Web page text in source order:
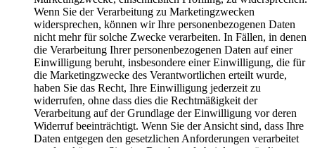
Wenn Sie der Verarbeitung zu Marketingzwecken
widersprechen, können wir Ihre personenbezogenen Daten
nicht mehr für solche Zwecke verarbeiten. In Fällen, in denen
die Verarbeitung Ihrer personenbezogenen Daten auf einer
Einwilligung beruht, insbesondere einer Einwilligung, die für
die Marketingzwecke des Verantwortlichen erteilt wurde,
haben Sie das Recht, Ihre Einwilligung jederzeit zu
widerrufen, ohne dass dies die Rechtmäßigkeit der
Verarbeitung auf der Grundlage der Einwilligung vor deren
Widerruf beeinträchtigt. Wenn Sie der Ansicht sind, dass Ihre
Daten entgegen den gesetzlichen Anforderungen verarbeitet